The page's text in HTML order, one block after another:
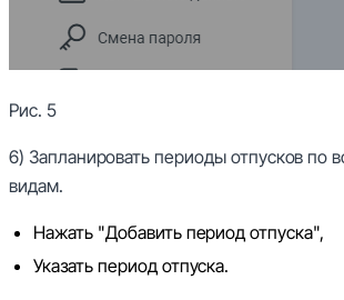
Рис. 5
6) Запланировать периоды отпусков по
видам.
Нажать "Добавить период отпуска",
Указать период отпуска.